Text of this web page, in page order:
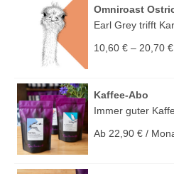
Omniroast
Earl Grey trifft
10,60 € – 20,70 €
Kaffee-Abo
Immer guter
Ab 22,90 € /